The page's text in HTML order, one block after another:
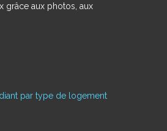
grâce aux photos, aux
par type de logement